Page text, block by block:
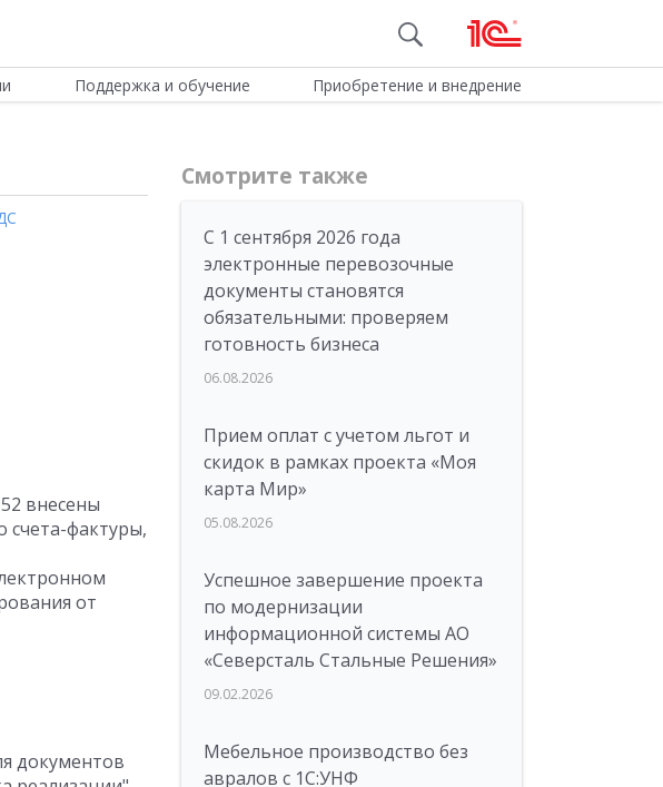
Поддержка и обучение Приобретение и внедрение
внесены
счета-фактуры,
от
документов
Смотрите также
С 1 сентября 2026 года
электронные перевозочные
документы становятся
обязательными: проверяем
готовность бизнеса
06.08.2026
Прием оплат с учетом льгот и
скидок в рамках проекта «Моя
карта Мир»
05.08.2026
Успешное завершение проекта
по модернизации
информационной системы АО
«Северсталь Стальные Решения»
09.02.2026
Мебельное производство без
авралов с 1С:УНФ